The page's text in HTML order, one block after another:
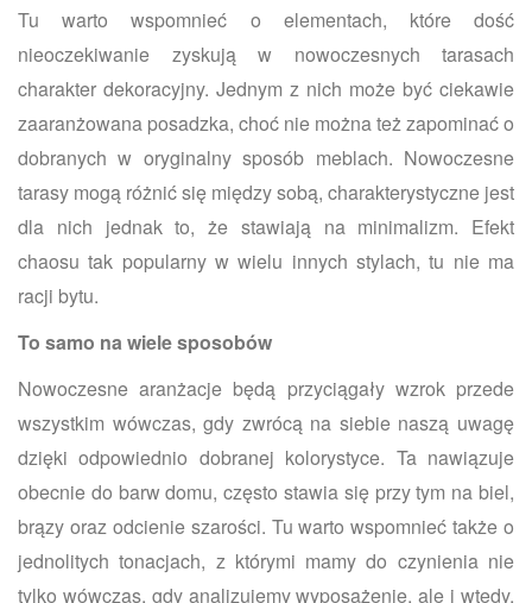
Tu warto wspomnieć o elementach, które dość
nieoczekiwanie zyskują w nowoczesnych tarasach
charakter dekoracyjny. Jednym z nich może być ciekawie
zaaranżowana posadzka, choć nie można też zapominać o
dobranych w oryginalny sposób meblach. Nowoczesne
tarasy mogą różnić się między sobą, charakterystyczne jest
dla nich jednak to, że stawiają na minimalizm. Efekt
chaosu tak popularny w wielu innych stylach, tu nie ma
racji bytu.
To samo na wiele sposobów
Nowoczesne aranżacje będą przyciągały wzrok przede
wszystkim wówczas, gdy zwrócą na siebie naszą uwagę
dzięki odpowiednio dobranej kolorystyce. Ta nawiązuje
obecnie do barw domu, często stawia się przy tym na biel,
brązy oraz odcienie szarości. Tu warto wspomnieć także o
jednolitych tonacjach, z którymi mamy do czynienia nie
tylko wówczas, gdy analizujemy wyposażenie, ale i wtedy,